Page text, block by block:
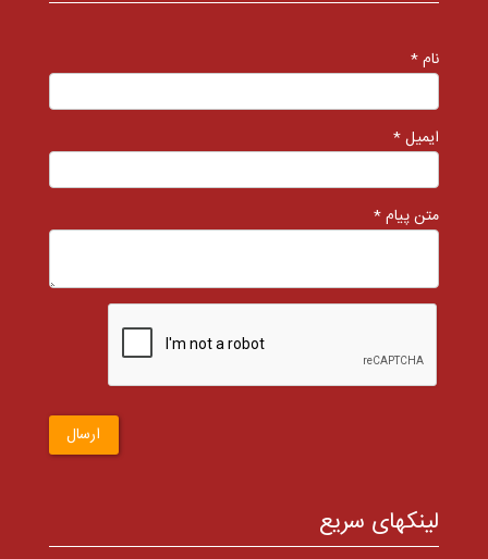
نام *
ایمیل *
متن پیام *
ارسال
لینکهای سریع